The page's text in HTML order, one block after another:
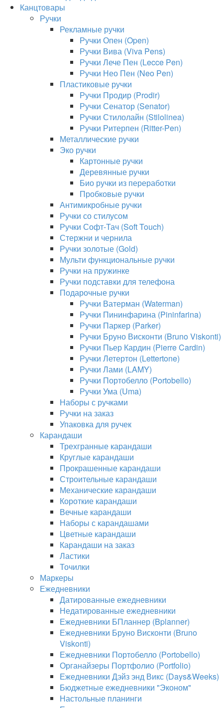
Канцтовары
Ручки
Рекламные ручки
Ручки Опен (Open)
Ручки Вива (Viva Pens)
Ручки Лече Пен (Lecce Pen)
Ручки Нео Пен (Neo Pen)
Пластиковые ручки
Ручки Продир (Prodir)
Ручки Сенатор (Senator)
Ручки Стилолайн (Stilolinea)
Ручки Ритерпен (Ritter-Pen)
Металлические ручки
Эко ручки
Картонные ручки
Деревянные ручки
Био ручки из переработки
Пробковые ручки
Антимикробные ручки
Ручки со стилусом
Ручки Софт-Тач (Soft Touch)
Стержни и чернила
Ручки золотые (Gold)
Мульти функциональные ручки
Ручки на пружинке
Ручки подставки для телефона
Подарочные ручки
Ручки Ватерман (Waterman)
Ручки Пининфарина (Pininfarina)
Ручки Паркер (Parker)
Ручки Бруно Висконти (Bruno Viskonti)
Ручки Пьер Кардин (Pierre Cardin)
Ручки Летертон (Lettertone)
Ручки Лами (LAMY)
Ручки Портобелло (Portobello)
Ручки Ума (Uma)
Наборы с ручками
Ручки на заказ
Упаковка для ручек
Карандаши
Трехгранные карандаши
Круглые карандаши
Прокрашенные карандаши
Строительные карандаши
Механические карандаши
Короткие карандаши
Вечные карандаши
Наборы с карандашами
Цветные карандаши
Карандаши на заказ
Ластики
Точилки
Маркеры
Ежедневники
Датированные ежедневники
Недатированные ежедневники
Ежедневники БПланнер (Bplanner)
Ежедневники Бруно Висконти (Bruno
Viskonti)
Ежедневники Портобелло (Portobello)
Органайзеры Портфолио (Portfolio)
Ежедневники Дэйз энд Викс (Days&Weeks)
Бюджетные ежедневники "Эконом"
Настольные планинги